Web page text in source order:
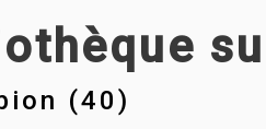
(40)